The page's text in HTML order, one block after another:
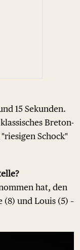
15 Sekunden.
Breton-
Schock"
hat, den
(8) und Louis (5) –